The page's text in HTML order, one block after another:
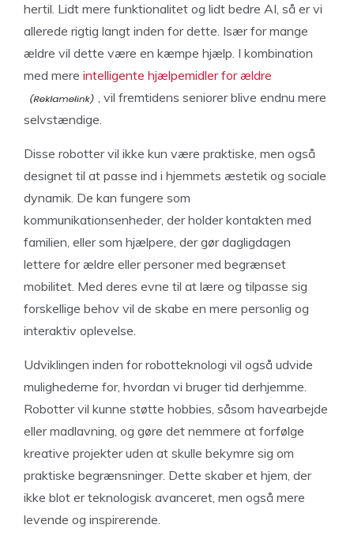
hertil. Lidt mere funktionalitet og lidt bedre AI, så er vi
allerede rigtig langt inden for dette. Især for mange
ældre vil dette være en kæmpe hjælp. I kombination
med mere intelligente hjælpemidler for ældre
, vil fremtidens seniorer blive endnu mere
selvstændige.
Disse robotter vil ikke kun være praktiske, men også
designet til at passe ind i hjemmets æstetik og sociale
dynamik. De kan fungere som
kommunikationsenheder, der holder kontakten med
familien, eller som hjælpere, der gør dagligdagen
lettere for ældre eller personer med begrænset
mobilitet. Med deres evne til at lære og tilpasse sig
forskellige behov vil de skabe en mere personlig og
interaktiv oplevelse.
Udviklingen inden for robotteknologi vil også udvide
mulighederne for, hvordan vi bruger tid derhjemme.
Robotter vil kunne støtte hobbies, såsom havearbejde
eller madlavning, og gøre det nemmere at forfølge
kreative projekter uden at skulle bekymre sig om
praktiske begrænsninger. Dette skaber et hjem, der
ikke blot er teknologisk avanceret, men også mere
levende og inspirerende.